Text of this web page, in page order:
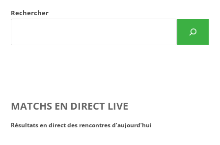
Rechercher
MATCHS EN DIRECT LIVE
Résultats en direct des rencontres d’aujourd’hui